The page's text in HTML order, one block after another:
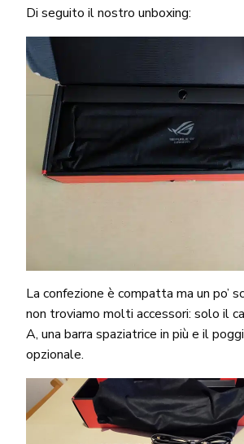
Di seguito il nostro unboxing:
La confezione è compatta ma un po’
non troviamo molti accessori: solo il
A, una barra spaziatrice in più e il
opzionale.